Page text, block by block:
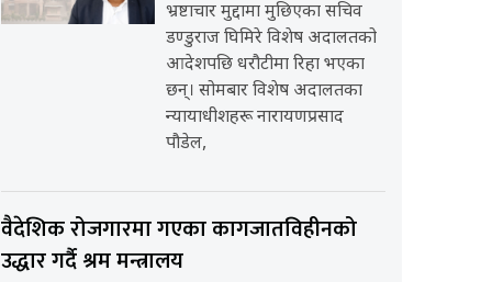
भ्रष्टाचार मुद्दामा मुछिएका सचिव
डण्डुराज घिमिरे विशेष अदालतको
आदेशपछि धरौटीमा रिहा भएका
छन्। सोमबार विशेष अदालतका
न्यायाधीशहरू नारायणप्रसाद
पौडेल,
वैदेशिक रोजगारमा गएका कागजातविहीनको
उद्धार गर्दै श्रम मन्त्रालय